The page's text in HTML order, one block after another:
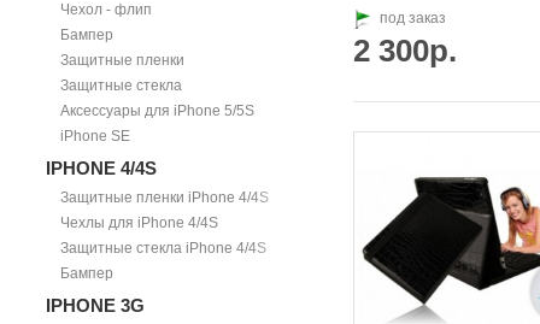
Чехол - флип
Бампер
Защитные пленки
Защитные стекла
Аксессуары для iPhone 5/5S
iPhone SE
IPHONE 4/4S
Защитные пленки iPhone 4/4S
Чехлы для iPhone 4/4S
Защитные стекла iPhone 4/4S
Бампер
IPHONE 3G
под заказ
2 300р.